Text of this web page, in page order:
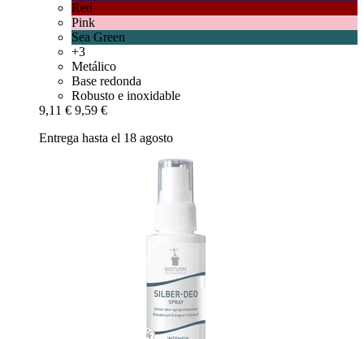
Red
Pink
Sea Green
+3
Metálico
Base redonda
Robusto e inoxidable
9,11 € 9,59 €
Entrega hasta el 18 agosto